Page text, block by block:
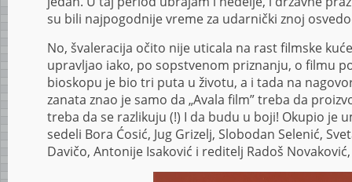
su bili najpogodnije vreme za udarnički znoj
No, švaleracija očito nije uticala na rast filmske
upravljao iako, po sopstvenom priznanju, o filmu
bioskopu je bio tri puta u životu, a i tada na
zanata znao je samo da „Avala film” treba da
treba da se razlikuju (!) I da budu u boji! Okupio je
sedeli Bora Ćosić, Jug Grizelj, Slobodan Selenić,
Davičo, Antonije Isaković i reditelj Radoš